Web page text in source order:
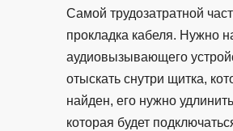
Самой трудозатратной
прокладка кабеля. Нужно
аудиовызывающего
отыскать снутри щитка,
найден, его нужно
которая будет